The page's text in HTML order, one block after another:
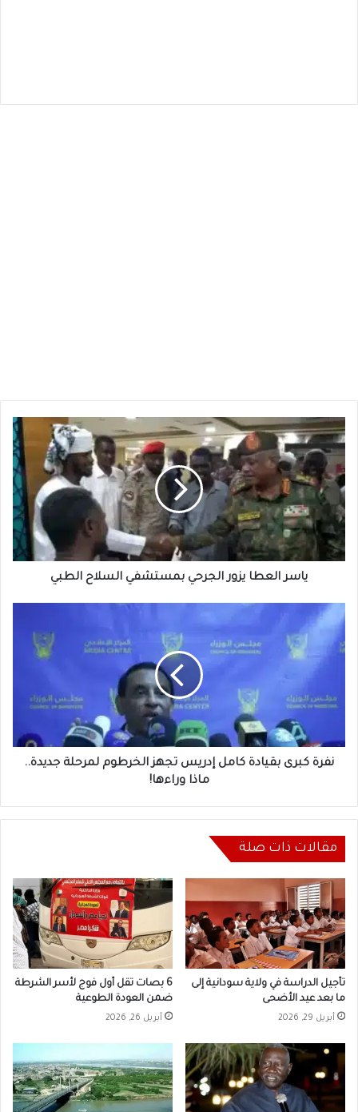
ياسر
العطا
يزور
الجرحي
بمستشفي
السلاح
الطبي
ياسر العطا يزور الجرحي بمستشفي السلاح الطبي
نفرة
كبرى
بقيادة
تجهز
الخرطوم
جديدة..
ماذانفرة كبرى بقيادة كامل إدريس تجهز الخرطوم لمرحلة جديدة..
ماذا وراءها!
مقالات ذات صلة
تأجيل الدراسة في ولاية سودانية إلى
ما بعد عيد الأضحى
أبريل 29, 2026
6 بصات تقل أول فوج لأسر الشرطة
ضمن العودة الطوعية
أبريل 26, 2026